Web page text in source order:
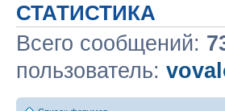
СТАТИСТИКА
Всего сообщений:
пользователь: